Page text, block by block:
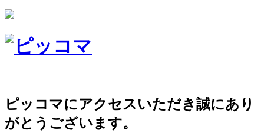
ピッコマにアクセスいただき誠にあり
がとうございます。